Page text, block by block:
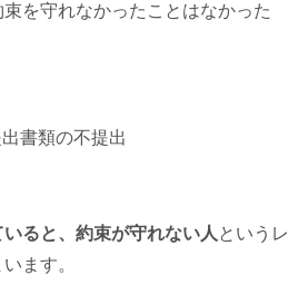
を守れなかったことはなかった
書類の不提出
ると、約束が守れない人 というレ
ます。